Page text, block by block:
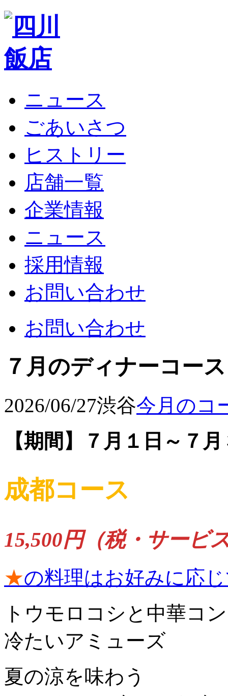
ニュース
ごあいさつ
ヒストリー
店舗一覧
企業情報
ニュース
採用情報
お問い合わせ
お問い合わせ
７月のディナーコース
2026/06/27渋谷今月のコ
【期間】７月１日～７月
成都コース
15,500円（税・サービ
★の料理はお好みに応
トウモロコシと中華コ
冷たいアミューズ
夏の涼を味わう